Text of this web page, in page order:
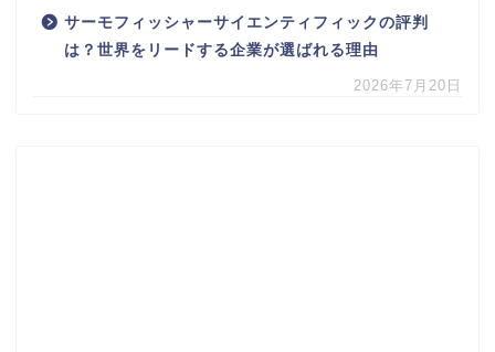
サーモフィッシャーサイエンティフィックの評判
は？世界をリードする企業が選ばれる理由
2026年7月20日